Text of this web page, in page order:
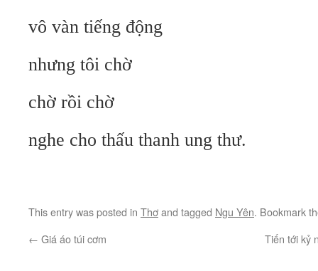
vô vàn tiếng động
nhưng tôi chờ
chờ rồi chờ
nghe cho thấu thanh ung thư.
This entry was posted in Thơand tagged Ngu Yên. Bookmark
← Giá áo túi cơm Tiến tới kỷ